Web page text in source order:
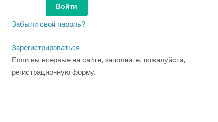
Забыли свой пароль?
Зарегистрироваться
Если вы впервые на сайте, заполните, пожалуйста,
регистрационную форму.